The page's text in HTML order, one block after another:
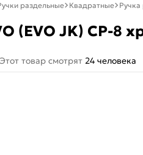
раздельные Квадратные Ручка
(EVO JK) CP-8
Этот товар смотрят 24 человека